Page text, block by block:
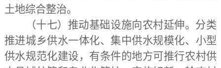
土地综合整治。
（十七）推动基础设施向农村延伸。 分类
推进城乡供水一体化、集中供水规模化、小型
供水规范化建设，有条件的地方可推行农村供